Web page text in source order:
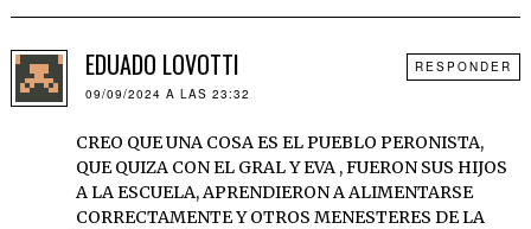
EDUADO LOVOTTI
09/09/2024 A LAS 23:32
CREO QUE UNA COSA ES EL PUEBLO PERONISTA,
QUE QUIZA CON EL GRAL Y EVA , FUERON SUS HIJOS
A LA ESCUELA, APRENDIERON A ALIMENTARSE
CORRECTAMENTE Y OTROS MENESTERES DE LA
RESPONDER